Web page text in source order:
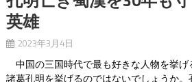
英雄
2023年3月4日
中国の三国時代で最も好きな人物を挙
諸葛孔明を挙げるのではないでしょうか